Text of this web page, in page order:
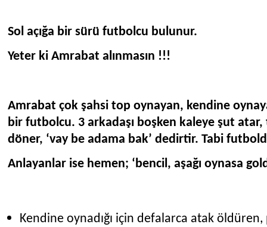
Sol açığa bir sürü futbolcu bulunur.
Yeter ki Amrabat alınmasın !!!
Amrabat çok şahsi top oynayan, kendine
bir futbolcu. 3 arkadaşı boşken kaleye şut
döner, ‘vay be adama bak’ dedirtir. Tabi
Anlayanlar ise hemen; ‘bencil, aşağı oynasa
Kendine oynadığı için defalarca atak öldüren,